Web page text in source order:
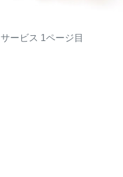
サービス 1ページ目